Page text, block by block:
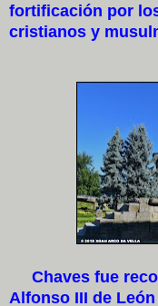
fortificación por
cristianos y
Chaves fue
Alfonso III de